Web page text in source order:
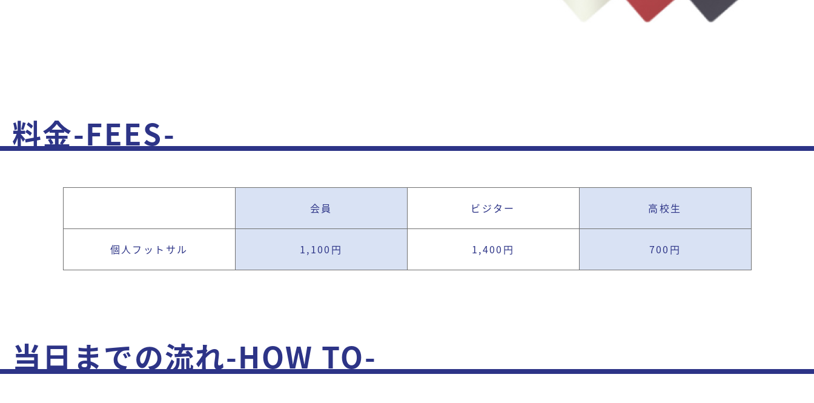
料金-FEES-
会員 ビジター 高校生
個人 フットサル 1,100円 1,400円 700円
当日までの流れ-HOW TO-